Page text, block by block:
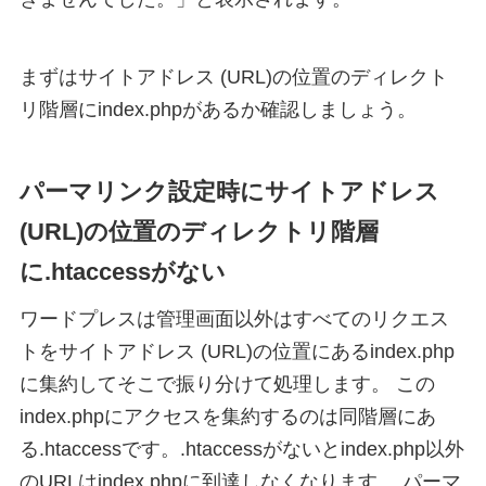
まずはサイトアドレス (URL)の位置のディレクト
リ階層にindex.phpがあるか確認しましょう。
パーマリンク設定時にサイトアドレス
(URL)の位置のディレクトリ階層
に.htaccessがない
ワードプレスは管理画面以外はすべてのリクエス
トをサイトアドレス (URL)の位置にあるindex.php
に集約してそこで振り分けて処理します。 この
index.phpにアクセスを集約するのは同階層にあ
る.htaccessです。.htaccessがないとindex.php以外
のURLはindex.phpに到達しなくなります。 パーマ